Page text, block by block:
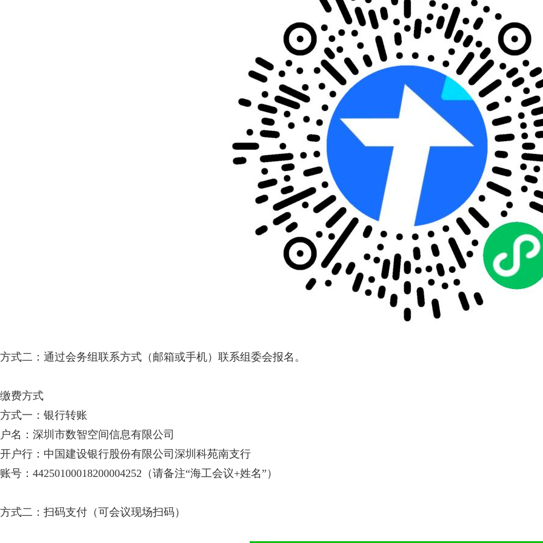
方式二：通过会务组联系方式（邮箱或手机）联系组委会报名。
缴费方式
方式一：银行转账
户名：深圳市数智空间信息有限公司
开户行：中国建设银行股份有限公司深圳科苑南支行
账号：44250100018200004252（请备注“海工会议+姓名”）
方式二：扫码支付（可会议现场扫码）